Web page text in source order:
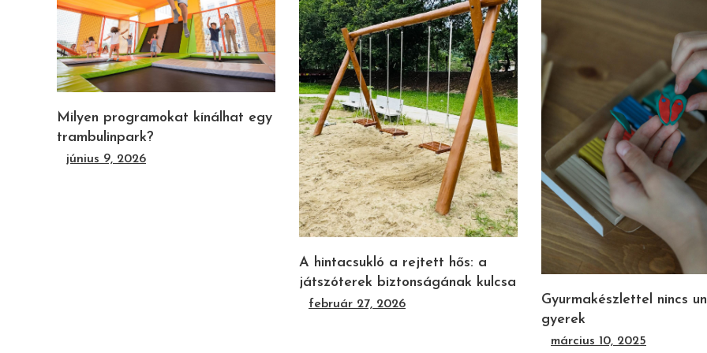
Milyen programokat kínálhat egy
trambulinpark?
június 9, 2026
A hintacsukló a rejtett hős: a
játszóterek biztonságának kulcsa
február 27, 2026
Gyurmakészlettel nincs
gyerek
március 10, 2025